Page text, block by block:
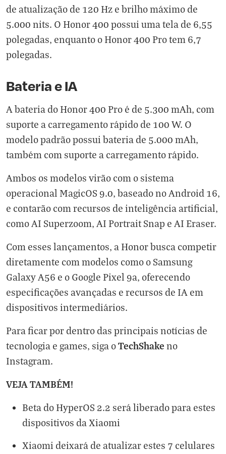
de atualização de 120 Hz e brilho máximo de
5.000 nits. O Honor 400 possui uma tela de 6,55
polegadas, enquanto o Honor 400 Pro tem 6,7
polegadas.
Bateria e IA
A bateria do Honor 400 Pro é de 5.300 mAh, com
suporte a carregamento rápido de 100 W. O
modelo padrão possui bateria de 5.000 mAh,
também com suporte a carregamento rápido.
Ambos os modelos virão com o sistema
operacional MagicOS 9.0, baseado no Android 16,
e contarão com recursos de inteligência artificial,
como AI Superzoom, AI Portrait Snap e AI Eraser.
Com esses lançamentos, a Honor busca competir
diretamente com modelos como o Samsung
Galaxy A56 e o Google Pixel 9a, oferecendo
especificações avançadas e recursos de IA em
dispositivos intermediários.
Para ficar por dentro das principais notícias de
tecnologia e games, siga oTechShake no
Instagram.
VEJA TAMBÉM!
Beta do HyperOS 2.2 será liberado para estes
dispositivos da Xiaomi
Xiaomi deixará de atualizar estes 7 celulares